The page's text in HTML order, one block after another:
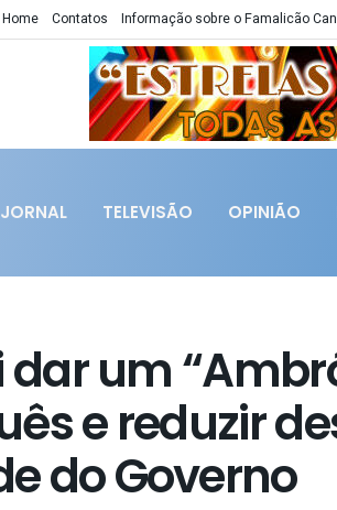
Home Contatos Informação sobre o Famalicão
JORNAL TELEVISÃO OPINIÃO
dar um
e reduzir
do Governo